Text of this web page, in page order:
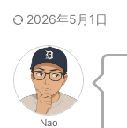
2026年5月1日
Nao